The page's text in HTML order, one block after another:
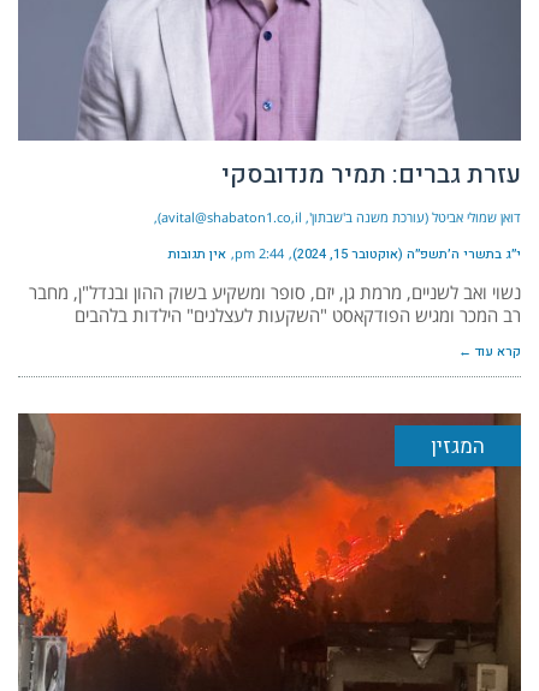
עזרת גברים: תמיר מנדובסקי
דואן שמולי אביטל (עורכת משנה ב'שבתון', avital@shabaton1.co,il)
י״ג בתשרי ה׳תשפ״ה (אוקטובר 15, 2024) 2:44 pm אין תגובות
נשוי ואב לשניים, מרמת גן, יזם, סופר ומשקיע בשוק ההון ובנדל"ן, מחבר
רב המכר ומגיש הפודקאסט "השקעות לעצלנים" הילדות בלהבים
קרא עוד ←
המגזין